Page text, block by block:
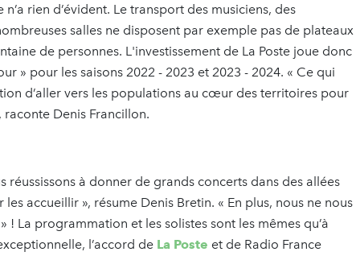
rien d’évident. Le transport des musiciens, des
salles ne disposent par exemple pas de plateaux
de personnes. L'investissement de La Poste joue donc
» pour les saisons 2022 - 2023 et 2023 - 2024. « Ce qui
d’aller vers les populations au cœur des territoires pour
Denis Francillon.
réussissons à donner de grands concerts dans des allées
accueillir », résume Denis Bretin. « En plus, nous ne nous
! La programmation et les solistes sont les mêmes qu’à
l’accord de La Poste et de Radio France